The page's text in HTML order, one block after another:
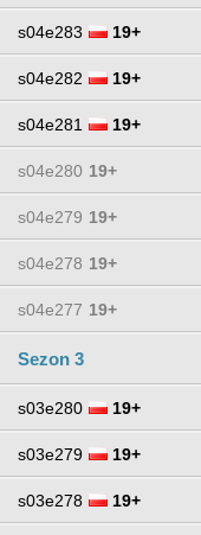
s04e283 19+
s04e282 19+
s04e281 19+
s04e280 19+
s04e279 19+
s04e278 19+
s04e277 19+
Sezon 3
s03e280 19+
s03e279 19+
s03e278 19+